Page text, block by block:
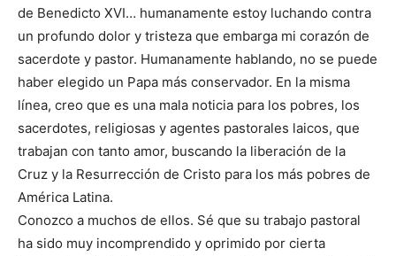
de Benedicto XVI… humanamente estoy luchando contra
un profundo dolor y tristeza que embarga mi corazón de
sacerdote y pastor. Humanamente hablando, no se puede
haber elegido un Papa más conservador. En la misma
línea, creo que es una mala noticia para los pobres, los
sacerdotes, religiosas y agentes pastorales laicos, que
trabajan con tanto amor, buscando la liberación de la
Cruz y la Resurrección de Cristo para los más pobres de
América Latina.
Conozco a muchos de ellos. Sé que su trabajo pastoral
ha sido muy incomprendido y oprimido por cierta